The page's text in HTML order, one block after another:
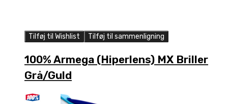
Tilføj til Wishlist Tilføj til sammenligning
100% Armega (Hiperlens) MX Briller
Grå/Guld